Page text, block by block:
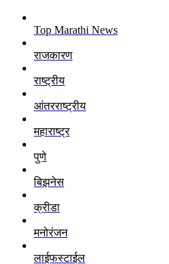
Top Marathi News
राजकारण
राष्ट्रीय
आंतरराष्ट्रीय
महाराष्ट्र
पुणे
बिझनेस
क्रीडा
मनोरंजन
लाईफस्टाईल